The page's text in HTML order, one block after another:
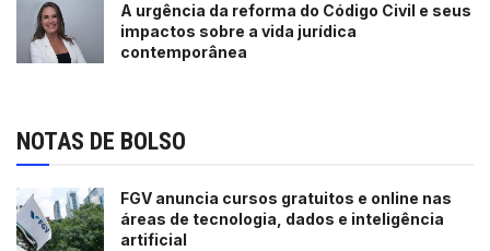
A urgência da reforma do Código Civil e seus
impactos sobre a vida jurídica
contemporânea
NOTAS DE BOLSO
FGV anuncia cursos gratuitos e online nas
áreas de tecnologia, dados e inteligência
artificial